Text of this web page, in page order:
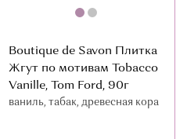
Boutique de Savon Плитка
Жгут по мотивам Tobacco
Vanille, Tom Ford, 90г
ваниль, табак, древесная кора